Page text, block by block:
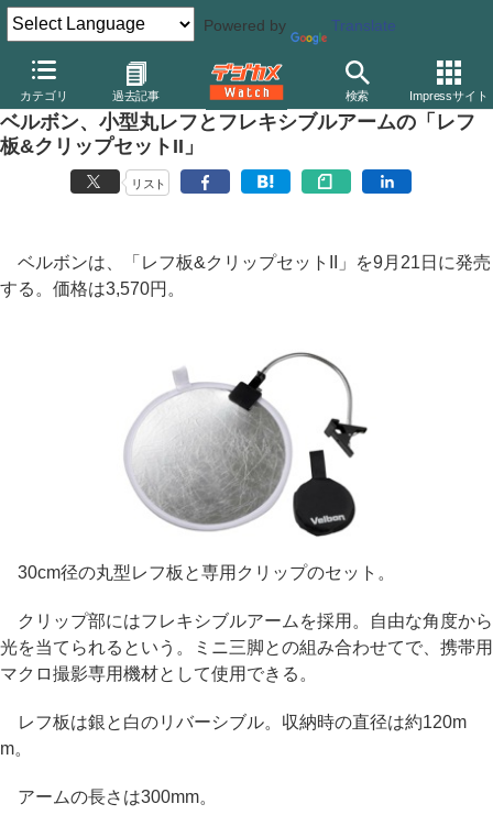
Powered by Translate
カテゴリ 過去記事 検索 Impressサイト
デジカメ Watch 撮影用品 三脚/一脚/雲台 ベルボン
ベルボン、小型丸レフとフレキシブルアームの「レフ
板&クリップセットII」
リスト
ベルボンは、「レフ板&クリップセットII」を9月21日に発売
する。価格は3,570円。
30cm径の丸型レフ板と専用クリップのセット。
クリップ部にはフレキシブルアームを採用。自由な角度から
光を当てられるという。ミニ三脚との組み合わせてで、携帯用
マクロ撮影専用機材として使用できる。
レフ板は銀と白のリバーシブル。収納時の直径は約120m
m。
アームの長さは300mm。